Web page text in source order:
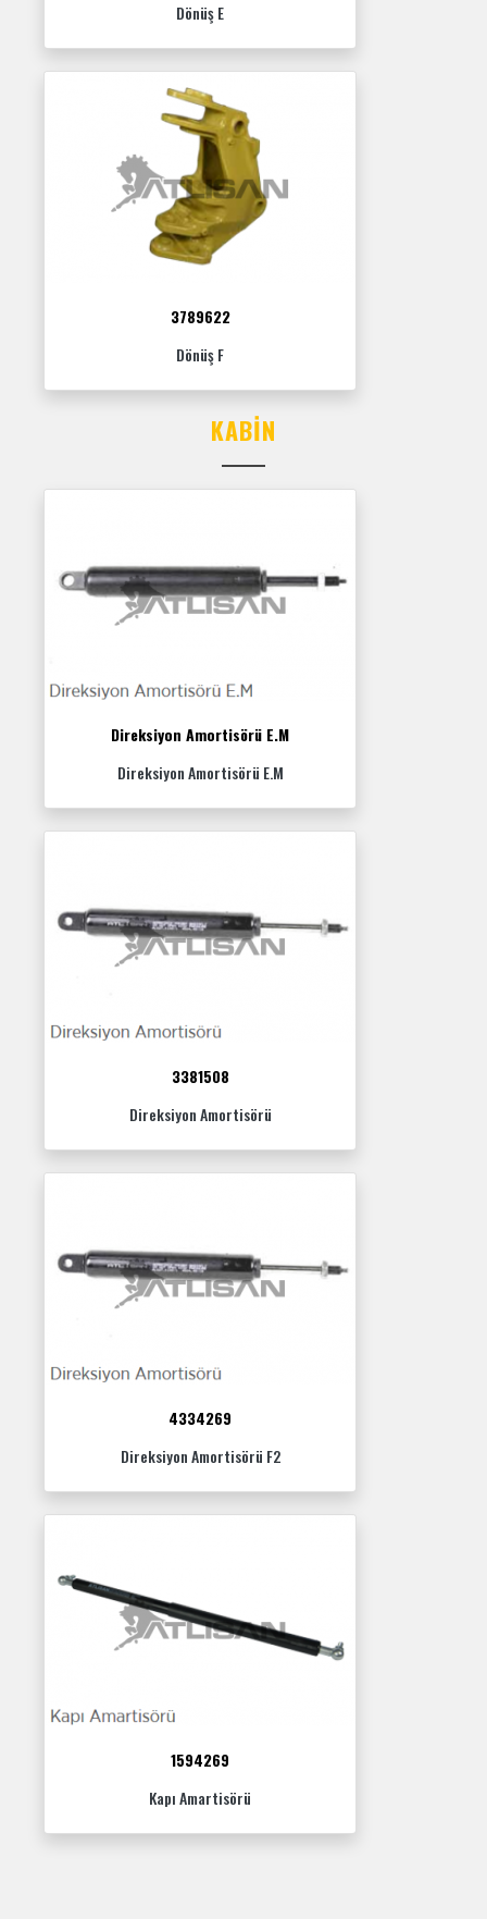
Dönüş E
3789622
Dönüş F
KABIN
Direksiyon Amortisörü E.M
Direksiyon Amortisörü E.M
3381508
Direksiyon Amortisörü
4334269
Direksiyon Amortisörü F2
1594269
Kapı Amartisörü